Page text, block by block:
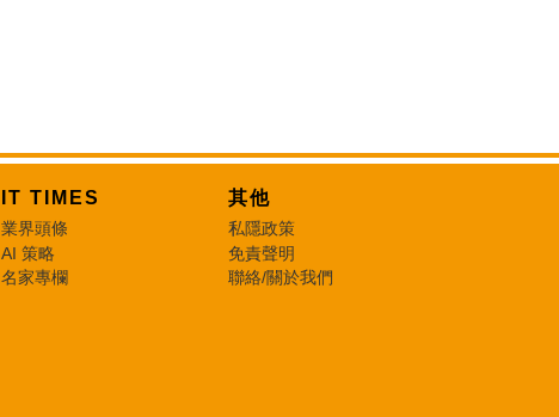
IT TIMES
業界頭條
AI 策略
名家專欄
其他
私隱政策
免責聲明
聯絡/關於我們